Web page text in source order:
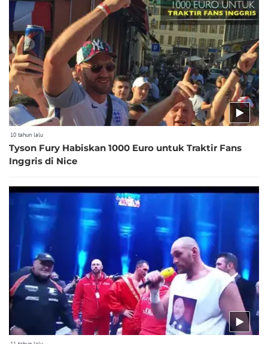
10 tahun lalu
Tyson Fury Habiskan 1000 Euro untuk Traktir Fans
Inggris di Nice